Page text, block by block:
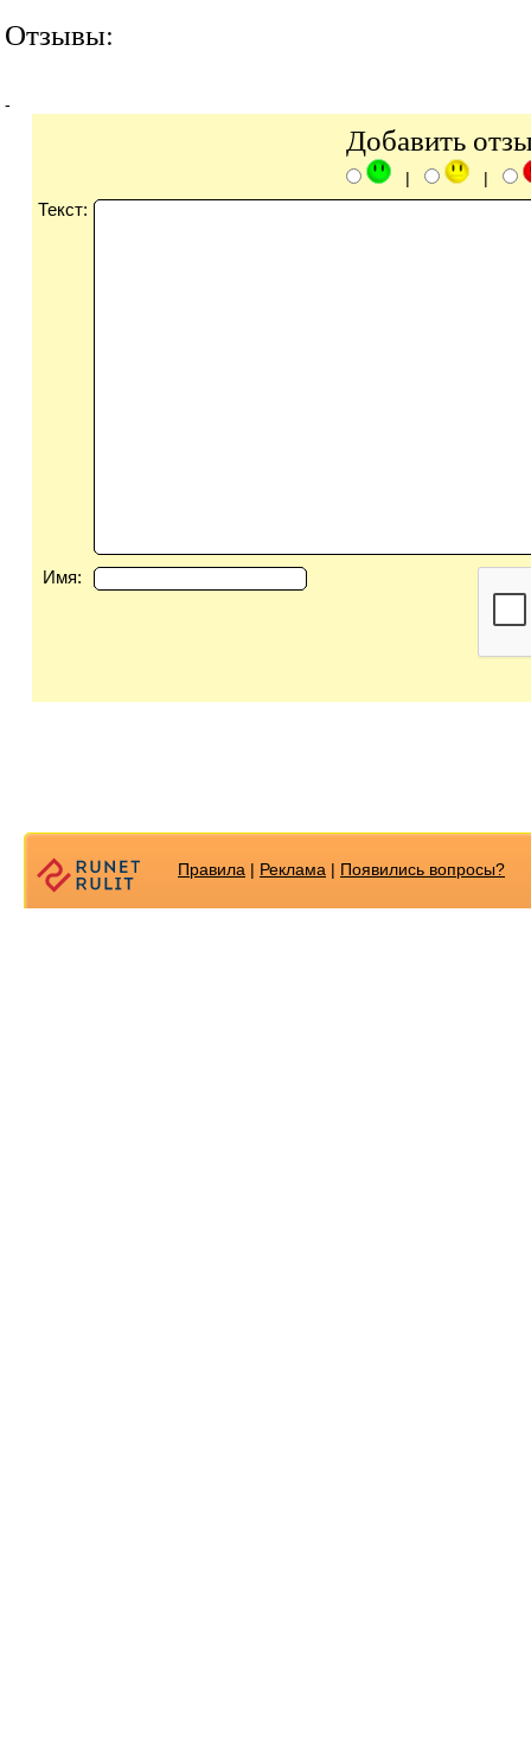
Отзывы:
-
Добавить
| |
Текст:
Имя:
Правила | Реклама | Появилиcь вопросы?